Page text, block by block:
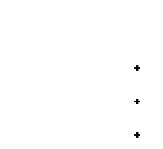
+
+
+